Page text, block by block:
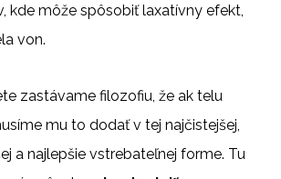
kde môže spôsobiť laxatívny efekt,
von.
zastávame filozofiu, že ak telu
mu to dodať v tej najčistejšej,
a najlepšie vstrebateľnej forme. Tu